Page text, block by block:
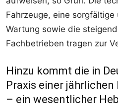
Fahrzeuge, eine sorgfältige
Wartung sowie die
Fachbetrieben tragen zur
Hinzu kommt die in
Praxis einer
– ein wesentlicher